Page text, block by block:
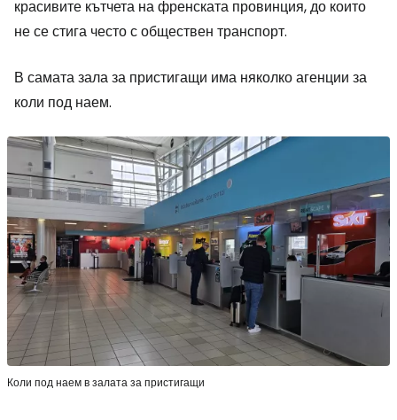
красивите кътчета на френската провинция, до които
не се стига често с обществен транспорт.
В самата зала за пристигащи има няколко агенции за
коли под наем.
Коли под наем в залата за пристигащи